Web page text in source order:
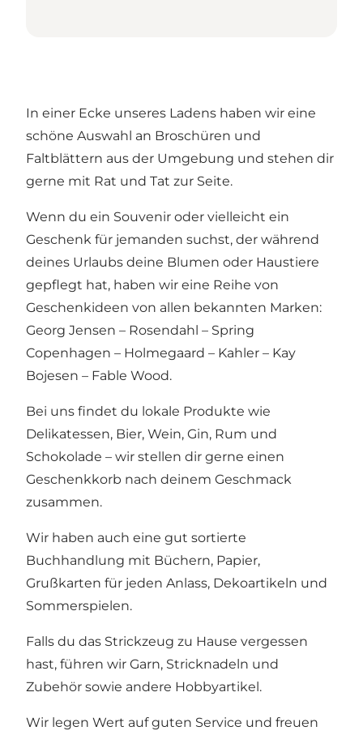
In einer Ecke unseres Ladens haben wir eine
schöne Auswahl an Broschüren und
Faltblättern aus der Umgebung und stehen dir
gerne mit Rat und Tat zur Seite.
Wenn du ein Souvenir oder vielleicht ein
Geschenk für jemanden suchst, der während
deines Urlaubs deine Blumen oder Haustiere
gepflegt hat, haben wir eine Reihe von
Geschenkideen von allen bekannten Marken:
Georg Jensen – Rosendahl – Spring
Copenhagen – Holmegaard – Kahler – Kay
Bojesen – Fable Wood.
Bei uns findet du lokale Produkte wie
Delikatessen, Bier, Wein, Gin, Rum und
Schokolade – wir stellen dir gerne einen
Geschenkkorb nach deinem Geschmack
zusammen.
Wir haben auch eine gut sortierte
Buchhandlung mit Büchern, Papier,
Grußkarten für jeden Anlass, Dekoartikeln und
Sommerspielen.
Falls du das Strickzeug zu Hause vergessen
hast, führen wir Garn, Stricknadeln und
Zubehör sowie andere Hobbyartikel.
Wir legen Wert auf guten Service und freuen